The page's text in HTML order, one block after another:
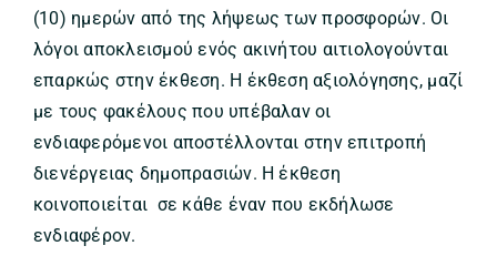
(10) ημερών από της λήψεως των προσφορών. Οι
λόγοι αποκλεισμού ενός ακινήτου αιτιολογούνται
επαρκώς στην έκθεση. Η έκθεση αξιολόγησης, μαζί
με τους φακέλους που υπέβαλαν οι
ενδιαφερόμενοι αποστέλλονται στην επιτροπή
διενέργειας δημοπρασιών. Η έκθεση
κοινοποιείται σε κάθε έναν που εκδήλωσε
ενδιαφέρον.